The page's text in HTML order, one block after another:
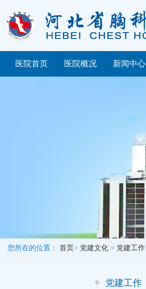
医院首页 医院概况 新闻中心
您所在的位置： 首页> 党建文化 > 党建工作
党建工作